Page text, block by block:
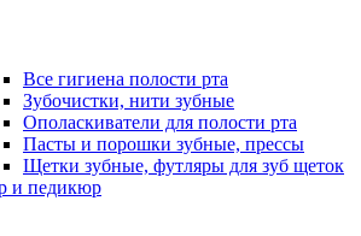
Все гигиена полости рта
Зубочистки, нити зубные
Ополаскиватели для полости рта
Пасты и порошки зубные, прессы
Щетки зубные, футляры для зуб щеток
и педикюр